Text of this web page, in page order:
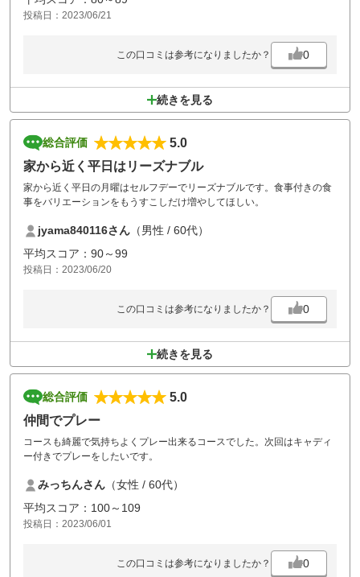
投稿日：2023/06/21
この口コミは参考になりましたか？ 0
続きを見る
総合評価
5.0
家から近く平日はリーズナブル
家から近く平日の月曜はセルフデーでリーズナブルです。食事付きの食
事をバリエーションをもうすこしだけ増やしてほしい。
jyama840116さん （男性 / 60代）
平均スコア：90～99
投稿日：2023/06/20
この口コミは参考になりましたか？ 0
続きを見る
総合評価
5.0
仲間でプレー
コースも綺麗で気持ちよくプレー出来るコースでした。次回はキャディ
ー付きでプレーをしたいです。
みっちんさん （女性 / 60代）
平均スコア：100～109
投稿日：2023/06/01
この口コミは参考になりましたか？ 0